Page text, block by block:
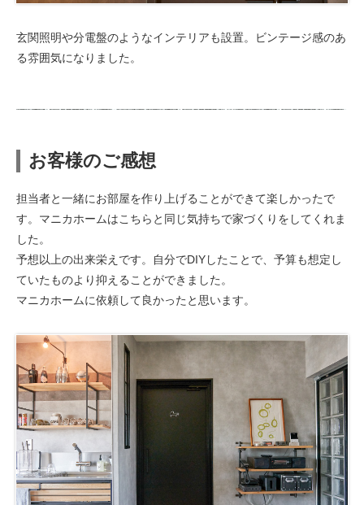
玄関照明や分電盤のようなインテリアも設置。ビンテージ感のあ
る雰囲気になりました。
お客様のご感想
担当者と一緒にお部屋を作り上げることができて楽しかったで
す。マニカホームはこちらと同じ気持ちで家づくりをしてくれま
した。
予想以上の出来栄えです。自分でDIYしたことで、予算も想定し
ていたものより抑えることができました。
マニカホームに依頼して良かったと思います。